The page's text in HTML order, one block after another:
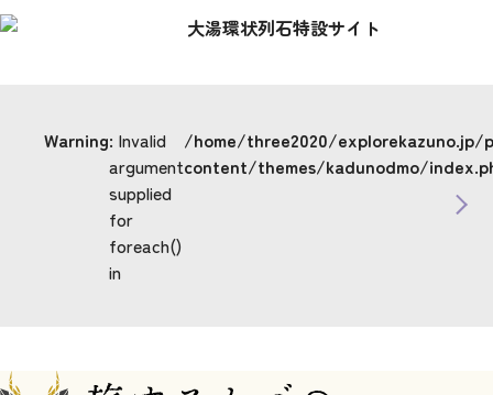
Warning: Invalid
argument
supplied
for
foreach()
in
/home/three2020/
content/themes/kadunodmo/